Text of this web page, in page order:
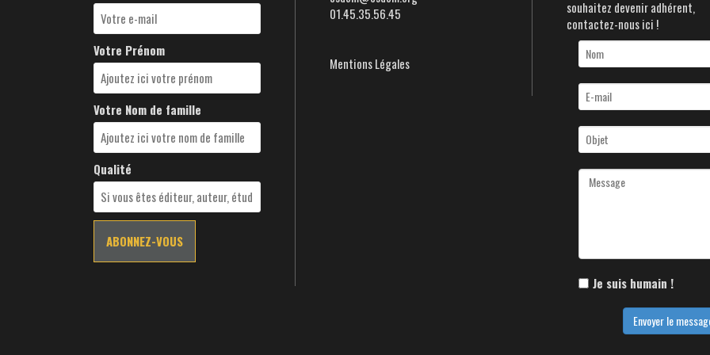
Votre Prénom
Votre Nom de famille
Qualité
01.45.35.56.45
Mentions Légales
souhaitez devenir adhérent,
contactez-nous ici !
Je suis humain !
Envoyer le